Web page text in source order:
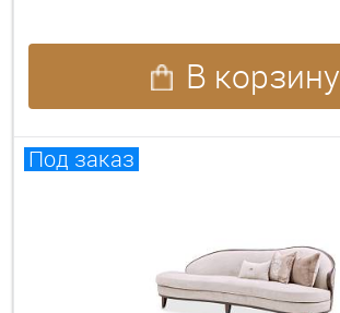
В корзину
Под заказ